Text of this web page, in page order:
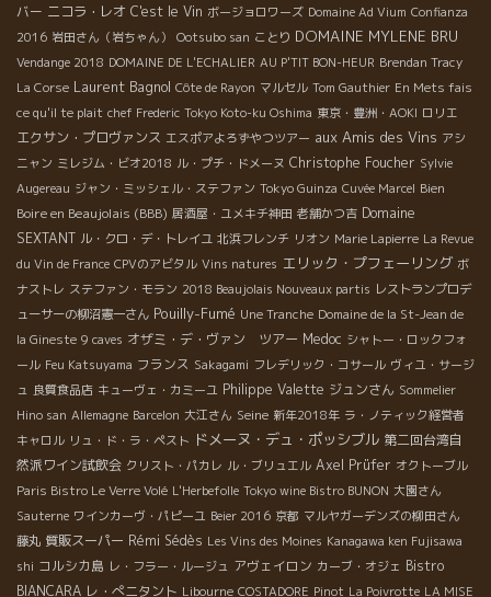
バー ニコラ・レオ C'est le Vin ボージョロワーズ Domaine Ad Vium Confianza
2016 岩田さん（岩ちゃん） Ootsubo san ことり DOMAINE MYLENE BRU
Vendange 2018 DOMAINE DE L'ECHALIER AU P'TIT BON-HEUR Brendan Tracy
La Corse Laurent Bagnol Côte de Rayon マルセル Tom Gauthier En Mets fais
ce qu'il te plait chef Frederic Tokyo Koto-ku Oshima 東京・豊洲・AOKI ロリエ
エクサン・プロヴァンス エスポアよろずやつツアー aux Amis des Vins アシ
ニャン ミレジム・ビオ2018 ル・プチ・ドメーヌ Christophe Foucher Sylvie
Augereau ジャン・ミッシェル・ステファン Tokyo Guinza Cuvée Marcel Bien
Boire en Beaujolais (BBB) 居酒屋・ユメキチ神田 老舗かつ吉 Domaine
SEXTANT ル・クロ・デ・トレイユ 北浜フレンチ リオン Marie Lapierre La Revue
du Vin de France CPVのアビタル Vins natures エリック・プフェーリング ボ
ナストレ ステファン・モラン 2018 Beaujolais Nouveaux partis レストランプロデ
ューサーの柳沼憲一さん Pouilly-Fumé Une Tranche Domaine de la St-Jean de
la Gineste 9 caves オザミ・デ・ヴァン ツアー Medoc シャトー・ロックフォ
ール Feu Katsuyama フランス Sakagami フレデリック・コサール ヴィユ・サージ
ュ 良質食品店 キューヴェ・カミーユ Philippe Valette ジュンさん Sommelier
Hino san Allemagne Barcelon 大江さん Seine 新年2018年 ラ・ノティック経営者
キャロル リュ・ド・ラ・ペスト ドメーヌ・デュ・ポッシブル 第二回台湾自
然派ワイン試飲会 クリスト・パカレ ル・ブリュエル Axel Prüfer オクトーブル
Paris Bistro Le Verre Volé L'Herbefolle Tokyo wine Bistro BUNON 大園さん
Sauterne ワインカーヴ・パピーユ Beier 2016 京都 マルヤガーデンズの柳田さん
藤丸 質販スーパー Rémi Sédès Les Vins des Moines Kanagawa ken Fujisawa
shi コルシカ島 レ・フラー・ルージュ アヴェイロン カーブ・オジェ Bistro
BIANCARA レ・ぺニタント Libourne COSTADORE Pinot La Poivrotte LA MISE